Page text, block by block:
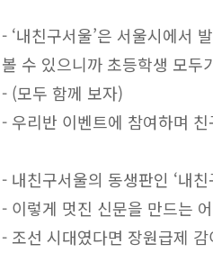
- ‘내친구서울’은 서울시에서
볼 수 있으니까 초등학생 모두
- (모두 함께 보자)
- 우리반 이벤트에 참여하며
- 내친구서울의 동생판인 ‘내
- 이렇게 멋진 신문을 만드는
- 조선 시대였다면 장원급제 감